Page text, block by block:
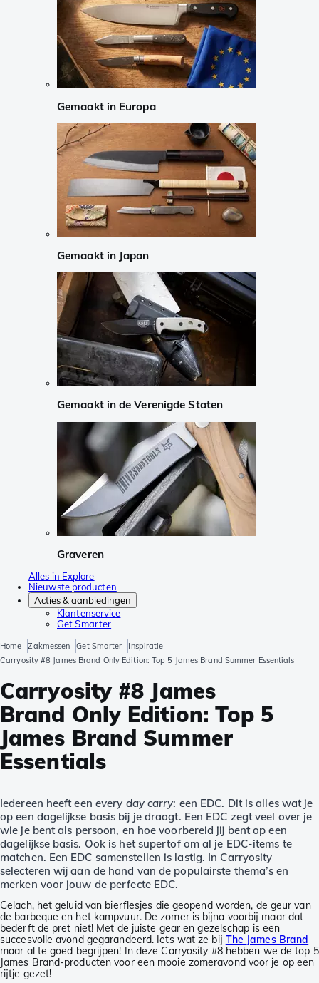
Gemaakt in Europa
Gemaakt in Japan
Gemaakt in de Verenigde Staten
Graveren
Alles in Explore
Nieuwste producten
Acties & aanbiedingen
Klantenservice
Get Smarter
Home Zakmessen Get Smarter
Inspiratie
Carryosity #8 James Brand Only Edition: Top 5 James Brand Summer Essentials
Carryosity #8 James
Brand Only Edition: Top 5
James Brand Summer
Essentials
Iedereen heeft een every day carry: een EDC. Dit is alles wat je
op een dagelijkse basis bij je draagt. Een EDC zegt veel over je
wie je bent als persoon, en hoe voorbereid jij bent op een
dagelijkse basis. Ook is het supertof om al je EDC-items te
matchen. Een EDC samenstellen is lastig. In Carryosity
selecteren wij aan de hand van de populairste thema’s en
merken voor jouw de perfecte EDC.
Gelach, het geluid van bierflesjes die geopend worden, de geur van
de barbeque en het kampvuur. De zomer is bijna voorbij maar dat
bederft de pret niet! Met de juiste gear en gezelschap is een
succesvolle avond gegarandeerd. Iets wat ze bij The James Brand
maar al te goed begrijpen! In deze Carryosity #8 hebben we de top 5
James Brand-producten voor een mooie zomeravond voor je op een
rijtje gezet!